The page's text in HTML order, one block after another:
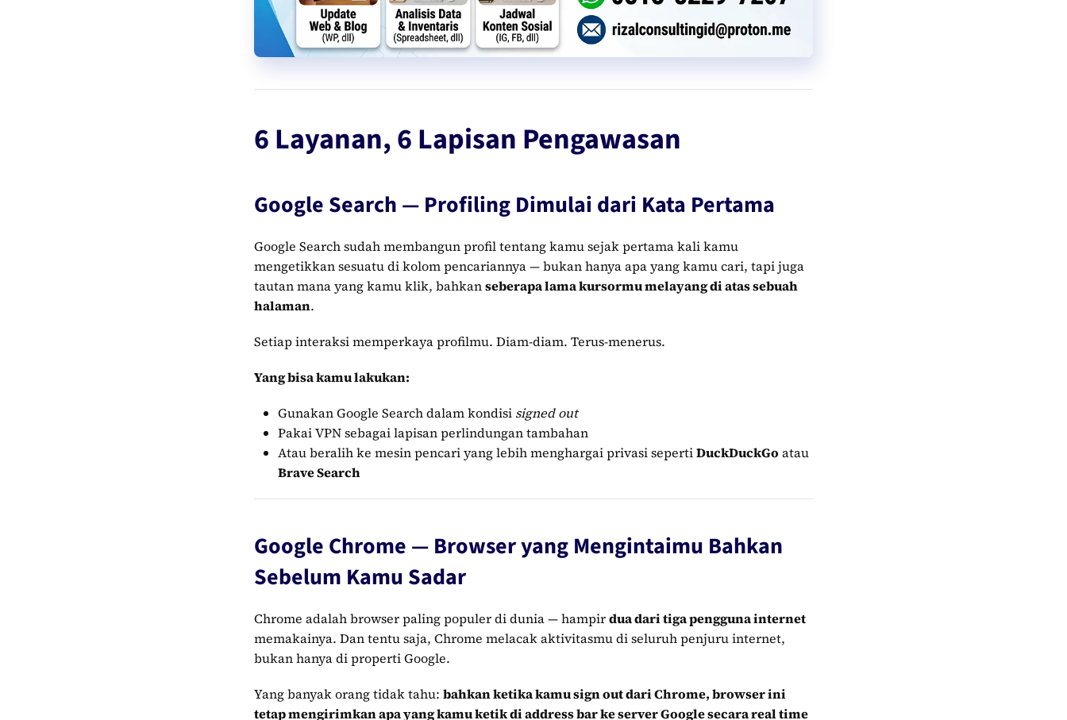
6 Layanan, 6 Lapisan Pengawasan
Google Search — Profiling Dimulai dari Kata Pertama
Google Search sudah membangun profil tentang kamu sejak pertama kali kamu
mengetikkan sesuatu di kolom pencariannya — bukan hanya apa yang kamu cari, tapi juga
tautan mana yang kamu klik, bahkanseberapa lama kursormu melayang di atas sebuah
halaman.
Setiap interaksi memperkaya profilmu. Diam-diam. Terus-menerus.
Yang bisa kamu lakukan:
Gunakan Google Search dalam kondisi signed out
Pakai VPN sebagai lapisan perlindungan tambahan
Atau beralih ke mesin pencari yang lebih menghargai privasi sepertiDuckDuckGo atau
Brave Search
Google Chrome — Browser yang Mengintaimu Bahkan
Sebelum Kamu Sadar
Chrome adalah browser paling populer di dunia — hampirdua dari tiga pengguna internet
memakainya. Dan tentu saja, Chrome melacak aktivitasmu di seluruh penjuru internet,
bukan hanya di properti Google.
Yang banyak orang tidak tahu: bahkan ketika kamu sign out dari Chrome, browser ini
tetap mengirimkan apa yang kamu ketik di address bar ke server Google secara real time